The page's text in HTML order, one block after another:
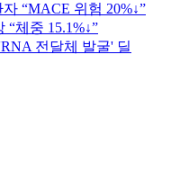
“MACE 위험 20%↓”
“체중 15.1%↓”
전달체 발굴' 딜